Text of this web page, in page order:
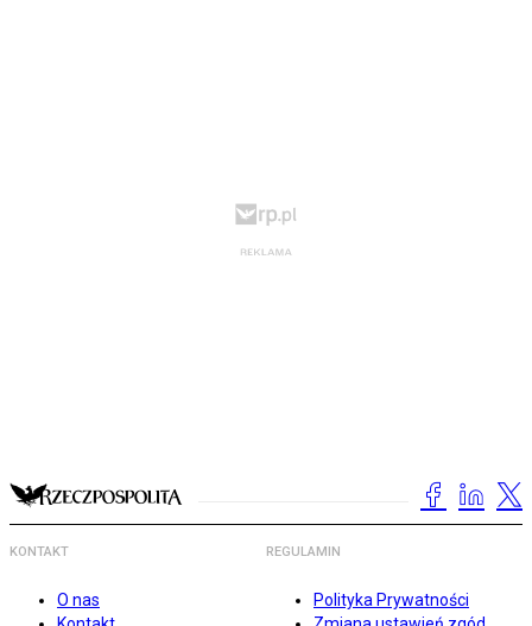
KONTAKT
O nas
REGULAMIN
Polityka Prywatności